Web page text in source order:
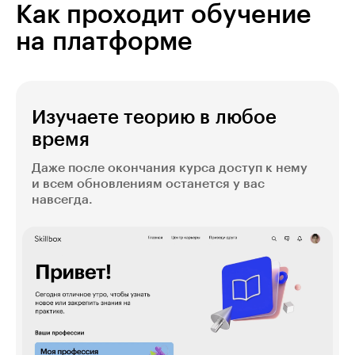
Как проходит обучение
на платформе
Изучаете теорию в любое
время
Даже после окончания курса доступ к нему
и всем обновлениям останется у вас
навсегда.